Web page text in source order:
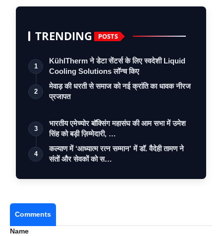
TRENDING POSTS
1
KühlTherm ने डेटा सेंटर्स के लिए स्वदेशी Liquid
Cooling Solutions लॉन्च किए
2
मेवाड़ की धरती से समाज को नई क्रांति का धावक नीरज
प्रजापत
3
भारतीय एमेच्योर बॉक्सिंग महासंघ की आम सभा में उमेश
सिंह को बड़ी ज़िम्मेदारी, …
4
कल्याण में ‘आध्यात्म रत्न सम्मान’ में डॉ. वैदेही तामण ने
संतों और सेवकों को स…
Comments
Name